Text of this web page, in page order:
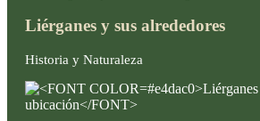
Liérganes y sus alrededores
Historia y Naturaleza